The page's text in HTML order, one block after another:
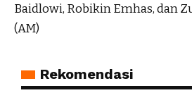
Baidlowi, Robikin Emhas, dan
(AM)
Rekomendasi